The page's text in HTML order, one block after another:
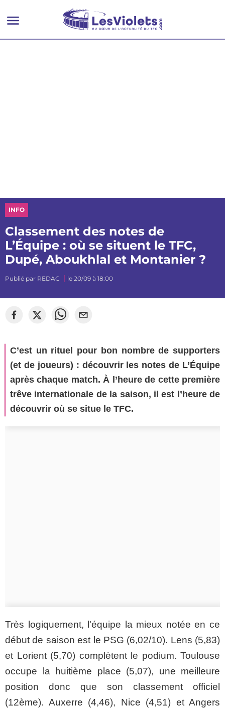
INFO
Classement des notes de
L’Équipe : où se situent le TFC,
Dupé, Aboukhlal et Montanier ?
Publié par REDAC le 20/09 à 18:00
C’est un rituel pour bon nombre de supporters
(et de joueurs) : découvrir les notes de L’Équipe
après chaque match. À l’heure de cette première
trêve internationale de la saison, il est l’heure de
découvrir où se situe le TFC.
Très logiquement, l'équipe la mieux notée en ce
début de saison est le PSG (6,02/10). Lens (5,83)
et Lorient (5,70) complètent le podium. Toulouse
occupe la huitième place (5,07), une meilleure
position donc que son classement officiel
(12ème). Auxerre (4,46), Nice (4,51) et Angers